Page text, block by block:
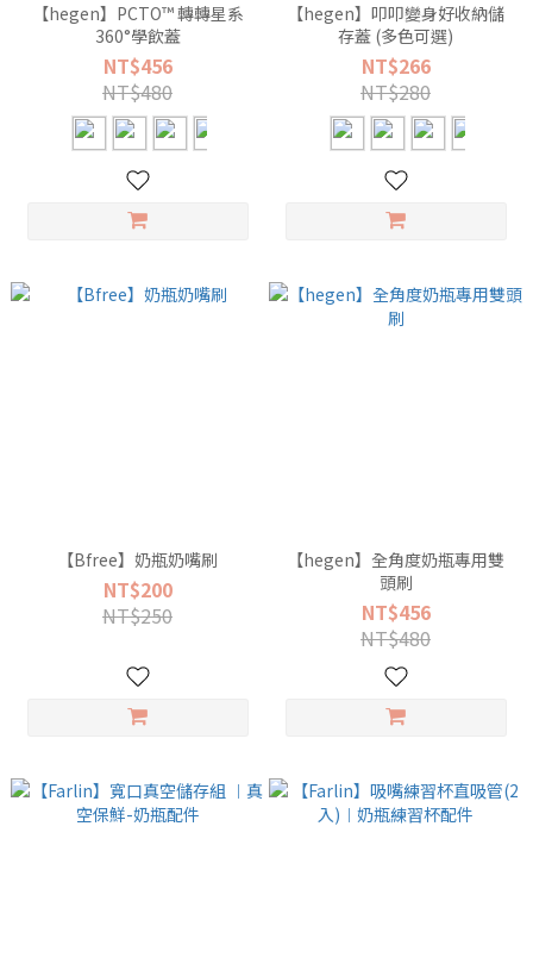
【hegen】PCTO™ 轉轉星系
360°學飲蓋
NT$456
NT$480
【hegen】叩叩變身好收納儲
存蓋 (多色可選)
NT$266
NT$280
【Bfree】奶瓶奶嘴刷
NT$200
NT$250
【hegen】全角度奶瓶專用雙
頭刷
NT$456
NT$480